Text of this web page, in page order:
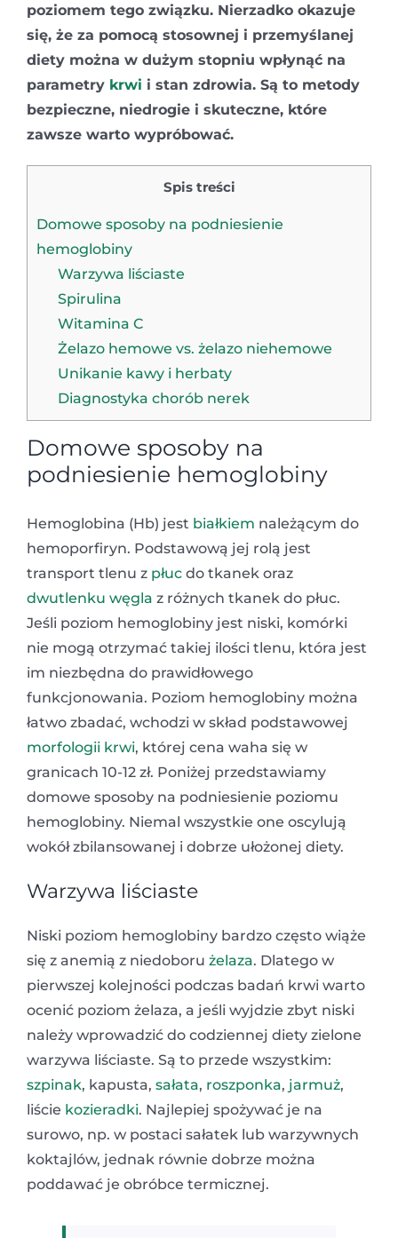
poziomem tego związku. Nierzadko okazuje
się, że za pomocą stosownej i przemyślanej
diety można w dużym stopniu wpłynąć na
parametry krwi i stan zdrowia. Są to metody
bezpieczne, niedrogie i skuteczne, które
zawsze warto wypróbować.
Spis treści
Domowe sposoby na podniesienie
hemoglobiny
Warzywa liściaste
Spirulina
Witamina C
Żelazo hemowe vs. żelazo niehemowe
Unikanie kawy i herbaty
Diagnostyka chorób nerek
Domowe sposoby na
podniesienie hemoglobiny
Hemoglobina (Hb) jest białkiem należącym do
hemoporfiryn. Podstawową jej rolą jest
transport tlenu z płuc do tkanek oraz
dwutlenku węgla z różnych tkanek do płuc.
Jeśli poziom hemoglobiny jest niski, komórki
nie mogą otrzymać takiej ilości tlenu, która jest
im niezbędna do prawidłowego
funkcjonowania. Poziom hemoglobiny można
łatwo zbadać, wchodzi w skład podstawowej
morfologii krwi, której cena waha się w
granicach 10-12 zł. Poniżej przedstawiamy
domowe sposoby na podniesienie poziomu
hemoglobiny. Niemal wszystkie one oscylują
wokół zbilansowanej i dobrze ułożonej diety.
Warzywa liściaste
Niski poziom hemoglobiny bardzo często wiąże
się z anemią z niedoboru żelaza. Dlatego w
pierwszej kolejności podczas badań krwi warto
ocenić poziom żelaza, a jeśli wyjdzie zbyt niski
należy wprowadzić do codziennej diety zielone
warzywa liściaste. Są to przede wszystkim:
szpinak, kapusta, sałata, roszponka, jarmuż,
liście kozieradki. Najlepiej spożywać je na
surowo, np. w postaci sałatek lub warzywnych
koktajlów, jednak równie dobrze można
poddawać je obróbce termicznej.